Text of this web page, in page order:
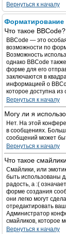
Вернуться к началу
Что такое BBCode?
BBCode — это
возможности по
Возможность
однако BBCode
форме для его
заключаются в
информацией о
которое доступна
Вернуться к началу
Могу ли я
Нет. На этой
в сообщениях.
сообщений может
Вернуться к началу
Что такое
Смайлики, или
быть использованы
радость, а :(
форме создания
они легко могут
отредактировать
Администратор
смайликов, которое
Вернуться к началу